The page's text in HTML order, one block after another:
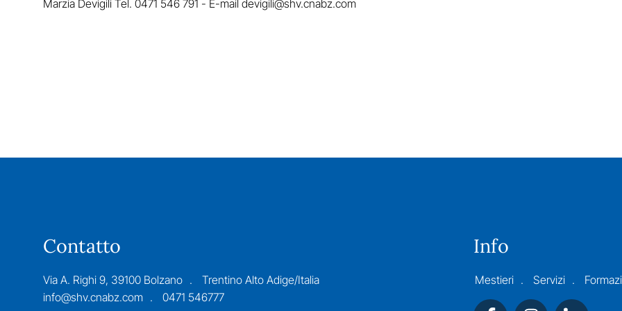
Marzia Devigili Tel. 0471 546 791 - E-mail devigili@shv.cnabz.com
Contatto
Via A. Righi 9, 39100 Bolzano
Trentino Alto Adige/Italia
info@shv.cnabz.com
0471 546777
Info
Mestieri Servizi